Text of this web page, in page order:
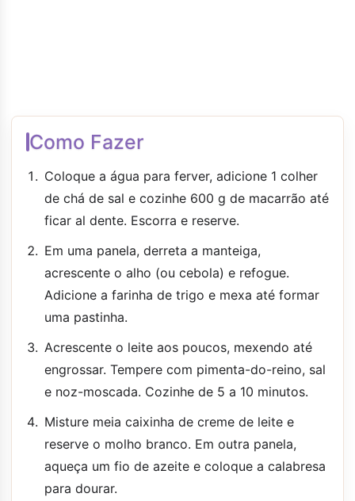
Como Fazer
Coloque a água para ferver, adicione 1 colher
de chá de sal e cozinhe 600 g de macarrão até
ficar al dente. Escorra e reserve.
Em uma panela, derreta a manteiga,
acrescente o alho (ou cebola) e refogue.
Adicione a farinha de trigo e mexa até formar
uma pastinha.
Acrescente o leite aos poucos, mexendo até
engrossar. Tempere com pimenta-do-reino, sal
e noz-moscada. Cozinhe de 5 a 10 minutos.
Misture meia caixinha de creme de leite e
reserve o molho branco. Em outra panela,
aqueça um fio de azeite e coloque a calabresa
para dourar.